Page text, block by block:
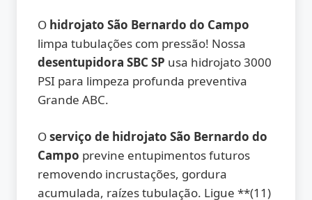
O hidrojato São Bernardo do Campo
limpa tubulações com pressão! Nossa
desentupidora SBC SP usa hidrojato 3000
PSI para limpeza profunda preventiva
Grande ABC.
Oserviço de hidrojato São Bernardo do
Campo previne entupimentos futuros
removendo incrustações, gordura
acumulada, raízes tubulação. Ligue **(11)